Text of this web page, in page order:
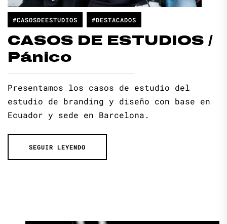
#CASOSDEESTUDIOS #DESTACADOS
CASOS DE ESTUDIOS /
Pánico
Presentamos los casos de estudio del
estudio de branding y diseño con base en
Ecuador y sede en Barcelona.
SEGUIR LEYENDO